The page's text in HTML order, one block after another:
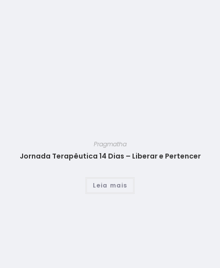
Pragmatha
Jornada Terapêutica 14 Dias – Liberar e Pertencer
Leia mais